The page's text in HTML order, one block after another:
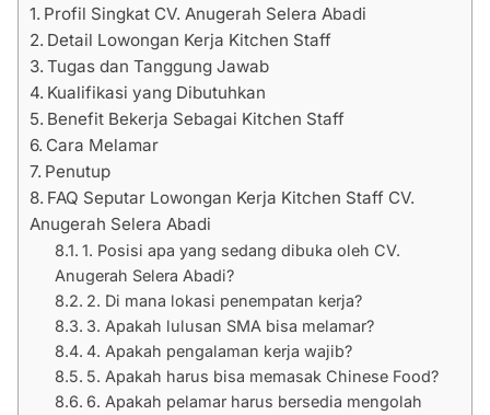
Profil Singkat CV. Anugerah Selera Abadi
Detail Lowongan Kerja Kitchen Staff
Tugas dan Tanggung Jawab
Kualifikasi yang Dibutuhkan
Benefit Bekerja Sebagai Kitchen Staff
Cara Melamar
Penutup
FAQ Seputar Lowongan Kerja Kitchen Staff CV.
Anugerah Selera Abadi
1. Posisi apa yang sedang dibuka oleh CV.
Anugerah Selera Abadi?
2. Di mana lokasi penempatan kerja?
3. Apakah lulusan SMA bisa melamar?
4. Apakah pengalaman kerja wajib?
5. Apakah harus bisa memasak Chinese Food?
6. Apakah pelamar harus bersedia mengolah